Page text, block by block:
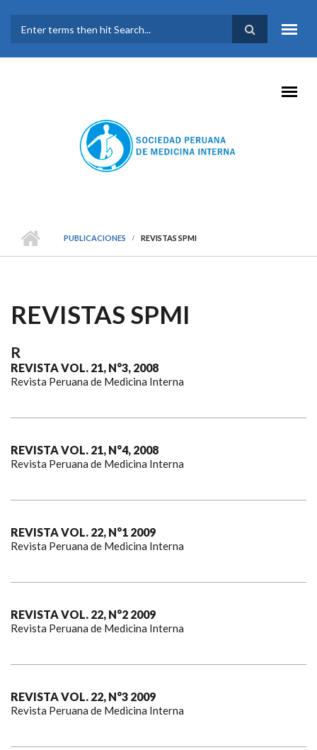
FORMULARIO DE
BÚSQUEDA
PUBLICACIONES REVISTAS SPMI
REVISTAS SPMI
R
REVISTA VOL. 21, N°3, 2008
Revista Peruana de Medicina Interna
REVISTA VOL. 21, N°4, 2008
Revista Peruana de Medicina Interna
REVISTA VOL. 22, N°1 2009
Revista Peruana de Medicina Interna
REVISTA VOL. 22, N°2 2009
Revista Peruana de Medicina Interna
REVISTA VOL. 22, N°3 2009
Revista Peruana de Medicina Interna